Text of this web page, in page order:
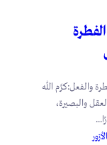
والفعل:كرَّم الله
والبصيرة،